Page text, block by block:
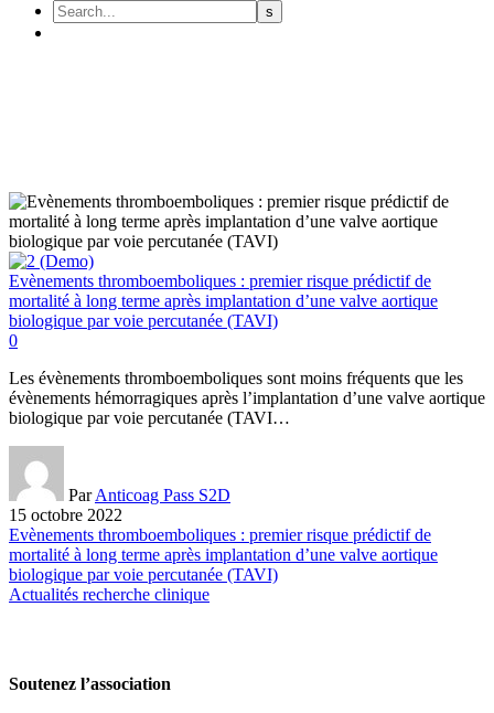
Evènements thromboemboliques : premier risque prédictif de
mortalité à long terme après implantation d’une valve aortique
biologique par voie percutanée (TAVI)
0
Les évènements thromboemboliques sont moins fréquents que les
évènements hémorragiques après l’implantation d’une valve aortique
biologique par voie percutanée (TAVI…
ParAnticoag Pass S2D
15 octobre 2022
Evènements thromboemboliques : premier risque prédictif de
mortalité à long terme après implantation d’une valve aortique
biologique par voie percutanée (TAVI)
Actualités recherche clinique
Soutenez l’association